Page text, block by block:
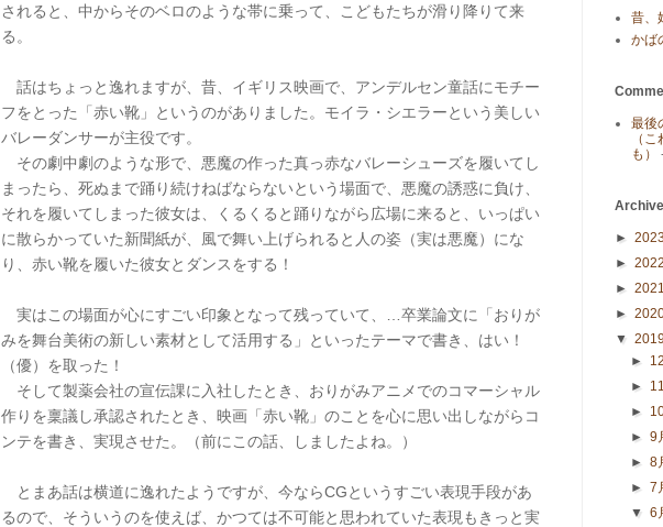
されると、中からそのベロのような帯に乗って、こどもたちが滑り降りて来
る。
話はちょっと逸れますが、昔、イギリス映画で、アンデルセン童話にモチー
フをとった「赤い靴」というのがありました。モイラ・シエラーという美しい
バレーダンサーが主役です。
その劇中劇のような形で、悪魔の作った真っ赤なバレーシューズを履いてし
まったら、死ぬまで踊り続けねばならないという場面で、悪魔の誘惑に負け、
それを履いてしまった彼女は、くるくると踊りながら広場に来ると、いっぱい
に散らかっていた新聞紙が、風で舞い上げられると人の姿（実は悪魔）にな
り、赤い靴を履いた彼女とダンスをする！
実はこの場面が心にすごい印象となって残っていて、…卒業論文に「おりが
みを舞台美術の新しい素材として活用する」といったテーマで書き、はい！
（優）を取った！
そして製薬会社の宣伝課に入社したとき、おりがみアニメでのコマーシャル
作りを稟議し承認されたとき、映画「赤い靴」のことを心に思い出しながらコ
ンテを書き、実現させた。（前にこの話、しましたよね。）
とまあ話は横道に逸れたようですが、今ならCGというすごい表現手段があ
るので、そういうのを使えば、かつては不可能と思われていた表現もきっと実
昔、
かば
最後
（こ
も）
► 2023
► 2022
► 2021
►
▼ 2019
►
►
►
►9
►8
►7
▼6